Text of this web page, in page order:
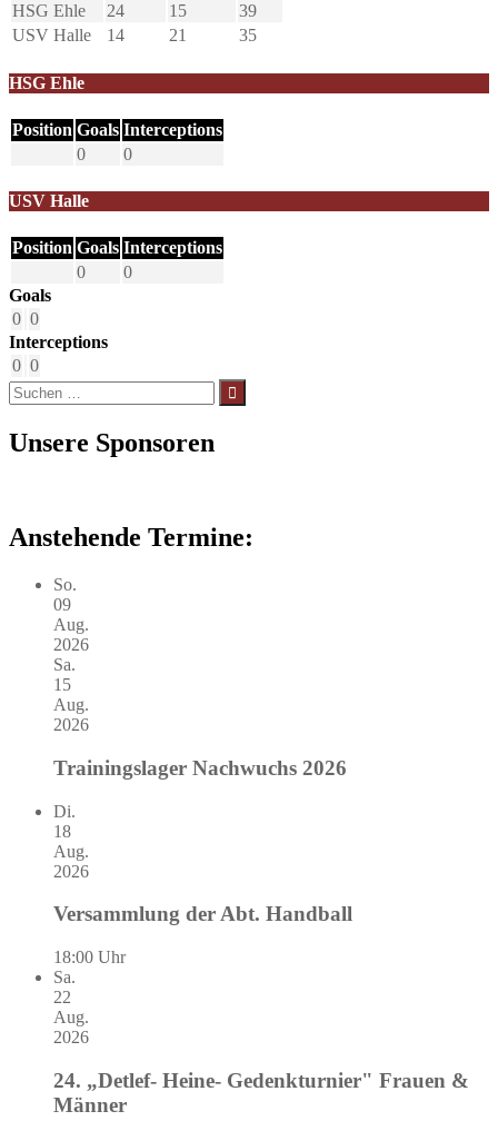
HSG Ehle
24 15
39
USV Halle
14 21 35
HSG Ehle
Position Goals Interceptions
0
0
USV Halle
Position Goals Interceptions
0
0
Goals
0 0
Interceptions
0 0
Suchen
nach:
Unsere Sponsoren
Anstehende Termine:
So.
09
Aug.
2026
Sa.
15
Aug.
2026
Trainingslager Nachwuchs 2026
Di.
18
Aug.
2026
Versammlung der Abt. Handball
18:00 Uhr
Sa.
22
Aug.
2026
24. „Detlef- Heine- Gedenkturnier" Frauen &
Männer